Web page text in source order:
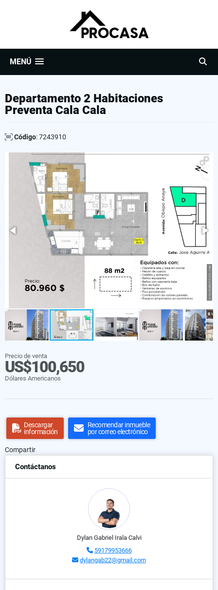
MENÚ
Departamento 2 Habitaciones
Preventa Cala Cala
Código: 7243910
Precio de venta
US$100,650
Dólares Americanos
Descargar
información
Recomendar inmueble
por correo electrónico
Compartir
Contáctanos
Dylan Gabriel Irala Calvi
59179953666
dylangab22@gmail.com